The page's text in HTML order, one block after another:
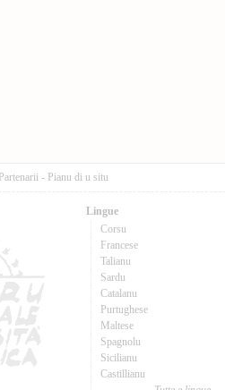
Partenarii - Pianu di u situ
Lingue
Corsu
Francese
Talianu
Sardu
Catalanu
Purtughese
Maltese
Spagnolu
Sicilianu
Castillianu